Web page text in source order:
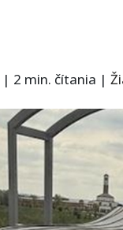
| 2 min. čítania |